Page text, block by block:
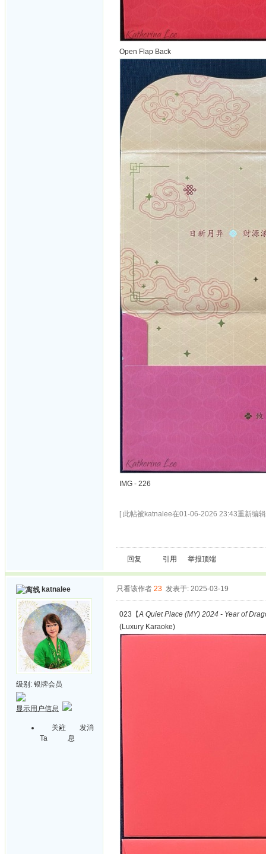
Open Flap Back
IMG - 226
[ 此帖被katnalee在01-06-2026 23:43重新编
回复 引用 举报顶端
katnalee
级别: 银牌会员
显示用户信息
关注
Ta
发消
息
只看该作者 23 发表于: 2025-03-19
023【A Quiet Place (MY) 2024 - Year of
(Luxury Karaoke)